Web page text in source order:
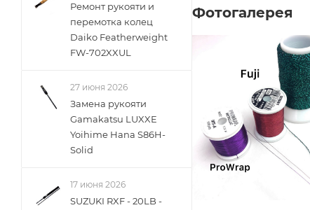
Фотогалерея
Ремонт рукояти и
перемотка колец
Daiko Featherweight
FW-702XXUL
27 июня 2026
Замена рукояти
Gamakatsu LUXXE
Yoihime Hana S86H-
Solid
17 июня 2026
SUZUKI RXF - 20LB -